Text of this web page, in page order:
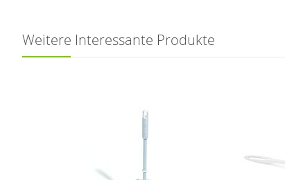
Weitere Interessante Produkte